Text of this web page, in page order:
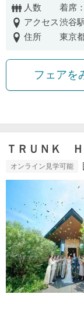
人数
着席
アクセス渋谷
住所
東京
フェアを
ＴＲＵＮＫ Ｈ
オンライン見学可能